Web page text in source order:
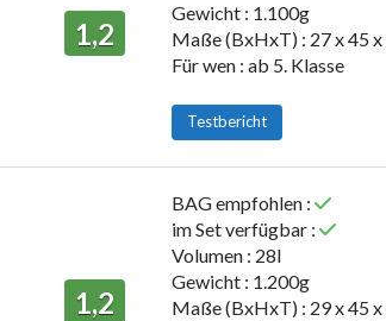
1,2
Gewicht : 1.100g
Maße (BxHxT) : 27 x 45 x
Für wen : ab 5. Klasse
Testbericht
1,2
BAG empfohlen :
im Set verfügbar :
Volumen : 28l
Gewicht : 1.200g
Maße (BxHxT) : 29 x 45 x